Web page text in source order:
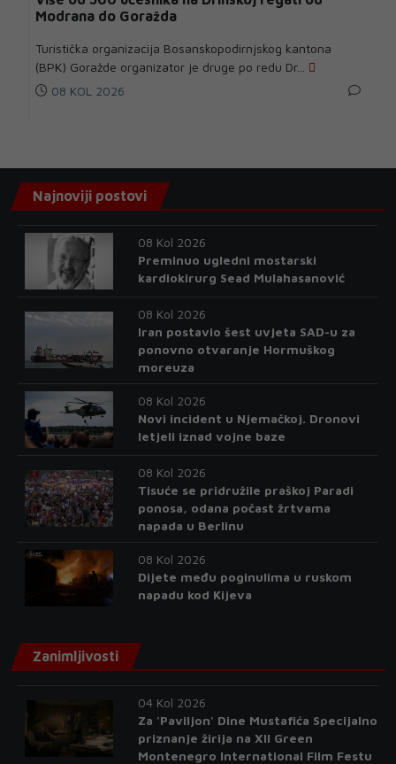
Modrana do Goražda
Turistička organizacija Bosanskopodirnjskog kantona
(BPK) Goražde organizator je druge po redu Dr...
08 KOL 2026
Najnoviji postovi
08 Kol 2026
Preminuo ugledni mostarski
kardiokirurg Sead Mulahasanović
08 Kol 2026
Iran postavio šest uvjeta SAD-u za
ponovno otvaranje Hormuškog
moreuza
08 Kol 2026
Novi incident u Njemačkoj. Dronovi
letjeli iznad vojne baze
08 Kol 2026
Tisuće se pridružile praškoj Paradi
ponosa, odana počast žrtvama
napada u Berlinu
08 Kol 2026
Dijete među poginulima u ruskom
napadu kod Kijeva
Zanimljivosti
04 Kol 2026
Za 'Paviljon' Dine Mustafića Specijalno
priznanje žirija na XII Green
Montenegro International Film Festu